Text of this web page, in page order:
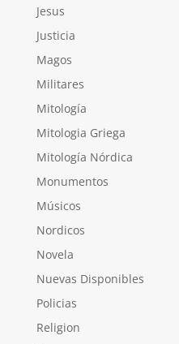
Jesus
Justicia
Magos
Militares
Mitología
Mitologia Griega
Mitología Nórdica
Monumentos
Músicos
Nordicos
Novela
Nuevas Disponibles
Policias
Religion